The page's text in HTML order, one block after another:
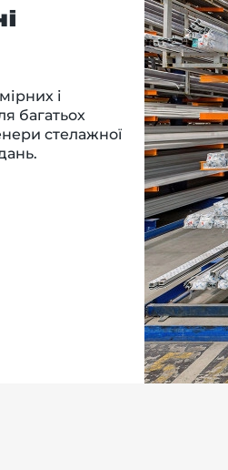
і
багатьох
стелажної